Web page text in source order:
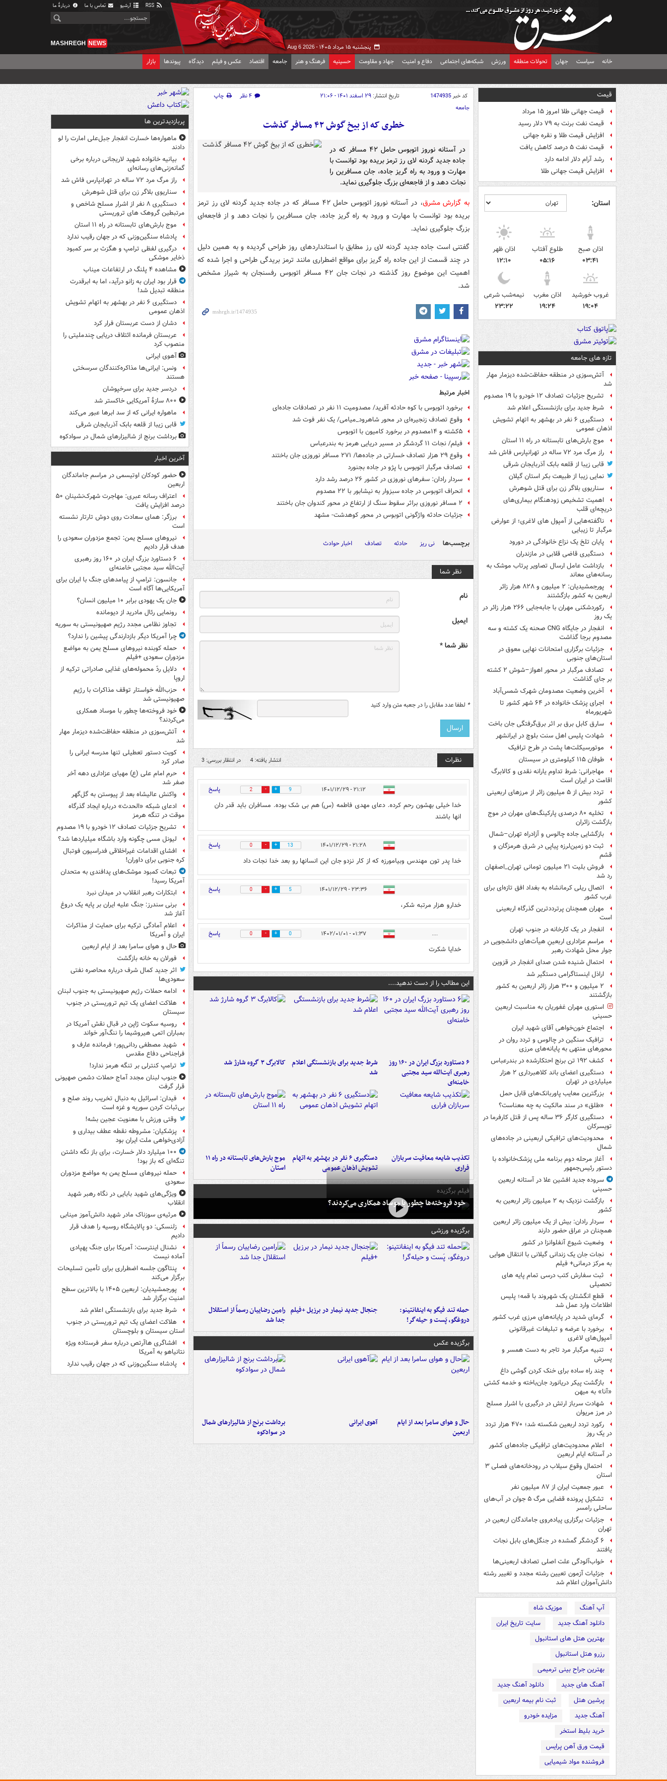
آرشیو تماس با ما دربارهٔ ما
پنجشنبه ۱۵ مرداد ۱۴۰۵ - Aug 6 2026
MASHREGH NEWS
خانه سیاست جهان تحولات منطقه ورزش شبکه‌های اجتماعی دفاع و امنیت جهاد و مقاومت حسینیه فرهنگ و هنر جامعه اقتصاد عکس و فیلم دیدگاه پیوندها بازار
قیمت
قیمت جهانی طلا امروز ۱۵ مرداد
قیمت نفت برنت به ۷۹ دلار رسید
افزایش قیمت طلا و نقره جهانی
قیمت نفت ۵ درصد کاهش یافت
رشد آرام دلار ادامه دارد
افزایش قیمت جهانی طلا
استان:
اذان صبح
۰۳:۴۱
طلوع آفتاب
۰۵:۱۶
اذان ظهر
۱۲:۱۰
غروب خورشید
۱۹:۰۴
اذان مغرب
۱۹:۲۴
نیمه‌شب شرعی
۲۳:۲۲
تازه های جامعه
آتش‌سوزی در منطقه حفاظت‌شده دیزمار مهار
شد
تشریح جزئیات تصادف ۱۲ خودرو با ۱۹ مصدوم
شرط جدید برای بازنشستگی اعلام شد
دستگیری ۶ نفر در بهشهر به اتهام تشویش
اذهان عمومی
موج بارش‌های تابستانه در راه ۱۱ استان
راز مرگ مرد ۷۲ ساله در تهرانپارس فاش شد
قابی زیبا از قلعه بابک آذربایجان شرقی
نمایی زیبا از طبیعت بکر استان گیلان
سناریوی بلاگر زن برای قتل شوهرش
اهمیت تشخیص زودهنگام بیماری‌های
دریچه‌ای قلب
ناگفته‌هایی از آمپول های لاغری؛ از عوارض
مرگبار تا زیبایی
پایان تلخ یک نزاع خانوادگی در دورود
دستگیری قاضی قلابی در مازندران
بازداشت عامل ارسال تصاویر پرتاب موشک به
رسانه‌های معاند
پورجمشیدیان: ۲ میلیون و ۸۲۸ هزار زائر
اربعین به کشور بازگشتند
رکوردشکنی مهران با جابه‌جایی ۲۶۶ هزار زائر در
یک روز
انفجار در جایگاه CNG صحنه یک کشته و سه
مصدوم برجا گذاشت
جزئیات برگزاری امتحانات نهایی معوق در
استان‌های جنوبی
تصادف مرگبار در محور اهواز–شوش ۲ کشته
بر جای گذاشت
آخرین وضعیت مصدومان شهرک شمس‌آباد
اجرای پزشک خانواده در ۶۴ شهر کشور تا
شهریورماه
سارق کابل برق بر اثر برق‌گرفتگی جان باخت
شهادت پلیس اهل سنت بلوچ در ایرانشهر
موتورسیکلت‌ها پشت درِ طرح ترافیک
طوفان ۱۱۵ کیلومتری در سیستان
مهاجرانی: شرط تداوم یارانه نقدی و کالابرگ
اقامت در ایران است
تردد بیش از ۵ میلیون زائر از مرزهای اربعینی
کشور
تخلیه ۸۰ درصدی پارکینگ‌های مهران در موج
بازگشت زائران
بازگشایی جاده چالوس و آزادراه تهران–شمال
ثبت دو زمین‌لرزه پیاپی در شرق هرمزگان و
قشم
فروش بلیت ۲۱ میلیون تومانی تهران_اصفهان
رد شد
اتصال ریلی کرمانشاه به بغداد افق تازه‌ای برای
غرب کشور
مهران همچنان پرترددترین گذرگاه اربعینی
است
انفجار در یک کارخانه در جنوب تهران
مراسم عزاداری اربعینِ هیأت‌های دانشجویی در
جوار محل شهادت رهبر
احتمال شنیده شدن صدای انفجار در قزوین
اراذل اینستاگرامی دستگیر شد
۲ میلیون و ۳۰۰ هزار زائر اربعین به کشور
بازگشتند
استوری مهران غفوریان به مناسبت اربعین
حسینی
اجتماع خون‌خواهی آقای شهید ایران
ترافیک سنگین در چالوس و تردد روان در
محورهای منتهی به پایانه‌های مرزی
کشف ۱۹۲ تن برنج احتکارشده در بندرعباس
دستگیری اعضای باند کلاهبرداری ۲ هزار
میلیاردی در تهران
بزرگترین معایب پاوربانک‌های قابل حمل
«طلق» در سند مالکیت به چه معناست؟
دستگیری کارگر ۳۶ ساله پس از قتل کارفرما در
تویسرکان
محدودیت‌های ترافیکی اربعینی در جاده‌های
شمال‌
آغاز مرحله دوم برنامه ملی پزشک‌خانواده با
دستور رئیس‌جمهور
سروده جدید افشین علا در آستانه اربعین
حسینی
بازگشت نزدیک به ۲ میلیون زائر اربعین به
کشور
سردار رادان: بیش از یک میلیون زائر اربعین
همچنان در عراق حضور دارند
وضعیت شیوع آنفلوانزا در کشور
نجات جان یک زندانی گیلانی با انتقال هوایی
به مرکز درمانی+ فیلم
ثبت سفارش کتب درسی تمام پایه های
تحصیلی
قطع انگشتان یک شهروند با قمه؛ پلیس
اطلاعات وارد عمل شد
گرمای شدید در پایانه‌های مرزی غرب کشور
برخورد با عرضه و تبلیغات غیرقانونی
آمپول‌های لاغری
تنبیه مرگبار مرد تاجر به دست همسر و
پسرش
چند راه‌ ساده برای خنک کردن گوشی داغ
بازگشت پیکر دریانورد جان‌باخته و خدمه کشتی
«آنا» به میهن
شهادت سرباز ارتش در درگیری با اشرار مسلح
در مرز مریوان
رکورد تردد اربعین شکسته شد؛ ۴۷۰ هزار تردد
در یک روز
اعلام محدودیت‌های ترافیکی جاده‌های کشور
در آستانه ایام اربعین
احتمال وقوع سیلاب در رودخانه‌های فصلی ۳
استان
عبور جمعیت ایران از ۸۷ میلیون نفر
تشکیل پرونده قضایی مرگ ۵ جوان در آب‌های
ساحلی رامسر
جزئیات برگزاری پیاده‌روی جاماندگان اربعین در
تهران
۶ گردشگر گمشده در جنگل‌های بابل نجات
یافتند
خواب‌آلودگی علت اصلی تصادف اربعینی‌ها
جزئیات آزمون تعیین رشته مجدد و تغییر رشته
دانش‌آموزان اعلام شد
آپ آهنگ
موزیک شاه
دانلود آهنگ جدید
سایت تاریخ ایران
بهترین هتل های استانبول
رزرو هتل استانبول
بهترین جراح بینی ترمیمی
آهنگ های جدید
دانلود آهنگ جدید
پرشین هتل
ثبت نام بیمه اربعین
آهنگ جدید
مزایده خودرو
خرید بلیط استخر
قیمت ورق آهن پرایس
فروشنده مواد شیمیایی
کد خبر1474935 تاریخ انتشار: ۲۹ اسفند ۱۴۰۱ - ۲۱:۰۶ ۴ نظر
چاپ
جامعه
خطری که از بیخ گوش ۴۲ مسافر گذشت
در آستانه نوروز اتوبوس حامل ۴۲ مسافر که در
جاده جدید گردنه لای رز ترمز بریده بود توانست با
مهارت و ورود به راه گریز جاده، جان مسافرین را
نجات دهد و از فاجعه‌ای بزرگ جلوگیری نماید.
به گزارش مشرق
، در آستانه نوروز اتوبوس حامل ۴۲ مسافر که در جاده جدید گردنه لای رز ترمز
بریده بود توانست با مهارت و ورود به راه گریز جاده، جان مسافرین را نجات دهد و از فاجعه‌ای
بزرگ جلوگیری نماید.
گفتنی است جاده جدید گردنه لای رز مطابق با استانداردهای روز طراحی گردیده و به همین دلیل
در چند قسمت از این جاده راه گریز برای مواقع اضطراری مانند ترمز بریدگی طراحی و اجرا شده که
اهمیت این موضوع روز گذشته در نجات جان ۴۲ مسافر اتوبوس رفسنجان به شیراز مشخص
شد.
اخبار مرتبط
برخورد اتوبوس با کوه حادثه آفرید/ مصدومیت ۱۱ نفر در تصادفات جاده‌ای
وقوع تصادف زنجیره‌ای در محور شاهرود_میامی/ یک نفر فوت شد
۵کشته و ۱۴مصدوم در برخورد کامیون با اتوبوس
فیلم/ نجات ۱۱ گردشگر در مسیر دریایی هرمز به بندرعباس
وقوع ۲۹ هزار تصادف خسارتی در جاده‌ها/ ۲۷۱ مسافر نوروزی جان باختند
تصادف مرگبار اتوبوس با پژو در جاده بجنورد
سردار رادان: سفرهای نوروزی در کشور ٢۶ درصد رشد دارد
انحراف اتوبوس در جاده سبزوار به نیشابور با ۲۲ مصدوم
۲ مسافر نوروزی براثر سقوط سنگ از ارتفاع در محور کندوان جان باختند
جزئیات حادثه واژگونی اتوبوس در محور کوهدشت- مشهد
برچسب‌ها نی ریز حادثه تصادف اخبار حوادث
نظر شما
نام
ایمیل
نظر شما *
* لطفا عدد مقابل را در جعبه متن وارد کنید
نظرات انتشار یافته: 4 در انتظار بررسی: 3
۲۱:۱۲ - ۱۴۰۱/۱۲/۲۹ 9
2 پاسخ
خدا خیلی بهشون رحم کرده. دعای مهدی فاطمه (س) هم بی شک بوده. مسافران باید قدر دان
انها باشند
۲۱:۲۸ - ۱۴۰۱/۱۲/۲۹ 13
0 پاسخ
خدا پدر تون مهندس وبیامورزه که از کار نزدو جان این انسانها رو بعد خدا نجات داد
۲۳:۳۶ - ۱۴۰۱/۱۲/۲۹ 5
0 پاسخ
خدارو هزار مرتبه شکر،
.... ۰۱:۳۷ - ۱۴۰۲/۰۱/۰۱ 0
0 پاسخ
خدایا شکرت
این مطالب را از دست ندهید....
۶ دستاورد بزرگ ایران در ۱۶۰ روز
رهبری آیت‌الله سید مجتبی
خامنه‌ای
شرط جدید برای بازنشستگی اعلام
شد
کالابرگ ۳ گروه شارژ شد
تکذیب شایعه معافیت سربازان
فراری
دستگیری ۶ نفر در بهشهر به اتهام
تشویش اذهان عمومی
موج بارش‌های تابستانه در راه ۱۱
استان
فیلم برگزیده
خود فروخته‌ها چطور با موساد همکاری می‌کردند؟
برگزیده ورزشی
حمله تند فیگو به اینفانتینو:
دروغگو، پَست‌ و حیله‌گر!
جنجال جدید نیمار در برزیل +فیلم رامین رضاییان رسماً از استقلال
جدا شد
برگزیده عکس
حال و هوای سامرا بعد از ایام
اربعین
آهوی ایرانی
برداشت برنج از شالیزارهای شمال
در سوادکوه
پربازدیدترین ها
ماهواره‌ها خسارت انفجار جبل‌علی امارت را لو
دادند
بیانیه خانواده شهید لاریجانی درباره برخی
گمانه‌زنی‌های رسانه‌ای
راز مرگ مرد ۷۲ ساله در تهرانپارس فاش شد
سناریوی بلاگر زن برای قتل شوهرش
دستگیری ۸ نفر از اشرار مسلح شاخص و
مرتبطین گروهک های تروریستی
موج بارش‌های تابستانه در راه ۱۱ استان
پادشاه سنگین‌وزنی که در جهان رقیب ندارد
درگیری لفظی ترامپ و هگزث بر سر کمبود
ذخایر موشکی
مشاهده ۴ پلنگ در ارتفاعات میناب
قرار بود ایران به زانو درآید، اما به ابرقدرت
منطقه تبدیل شد!
دستگیری ۶ نفر در بهشهر به اتهام تشویش
اذهان عمومی
دشان از دست عربستان فرار کرد
عربستان فرمانده ائتلاف دریایی چندملیتی را
منصوب کرد
آهوی ایرانی
ونس: ایرانی‌ها مذاکره‌کنندگان سرسختی
هستند
دردسر جدید برای سرخپوشان
۸۰۰ سازۀ آمریکایی خاکستر شد
ماهواره ایرانی که از سد ابرها عبور می‌کند
قابی زیبا از قلعه بابک آذربایجان شرقی
برداشت برنج از شالیزارهای شمال در سوادکوه
آخرین اخبار
حضور کودکان اوتیسمی در مراسم جاماندگان
اربعین
اعتراف رسانه عبری: مهاجرت شهرک‌نشینان ۵۰
درصد افزایش یافت
برزگر: همای سعادت روی دوش تارتار نشسته
است
نیروهای مسلح یمن: تجمع مزدوران سعودی را
هدف قرار دادیم
۶ دستاورد بزرگ ایران در ۱۶۰ روز رهبری
آیت‌الله سید مجتبی خامنه‌ای
جانسون: ترامپ از پیامدهای جنگ با ایران برای
آمریکایی‌ها آگاه است
جان یک یهودی برابر ۱۰ میلیون انسان؟
رونمایی رئال مادرید از دیومانده
تجاوز نظامی مجدد رژیم صهیونیستی به سوریه
چرا آمریکا دیگر بازدارندگی پیشین را ندارد؟
حمله کوبنده نیروهای مسلح یمن به مواضع
مزدوران سعودی +فیلم
دلایل ردّ محموله‌های غذایی صادراتی ترکیه از
اروپا
حزب‌الله خواستار توقف مذاکرات با رژیم
صهیونیستی شد
خود فروخته‌ها چطور با موساد همکاری
می‌کردند؟
آتش‌سوزی در منطقه حفاظت‌شده دیزمار مهار
شد
کویت دستور تعطیلی تنها مدرسه ایرانی را
صادر کرد
حرم امام علی (ع) مهیای عزاداری دهه آخر
صفر شد
واکنش عالیشاه بعد از پیوستن به گل‌گهر
ادعای شبکه «الحدث» درباره ایجاد گذرگاه
موقت در تنگه هرمز
تشریح جزئیات تصادف ۱۲ خودرو با ۱۹ مصدوم
لیونل مسی چگونه وارد باشگاه میلیاردها شد؟
افشای اقدامات غیراخلاقی فدراسیون فوتبال
کره جنوبی برای داوران!
تبعات کمبود موشک‌های پدافندی به متحدان
آمریکا رسید!
ابتکارات رهبر انقلاب در میدان نبرد
برنی سندرز: جنگ علیه ایران بر پایه یک دروغ
آغاز شد
اعلام آمادگی ترکیه برای حمایت از مذاکرات
ایران و آمریکا
حال و هوای سامرا بعد از ایام اربعین
فورلان به خانه بازگشت
اثر جدید کمال شرف درباره محاصره نفتی
سعودی‌ها
ادامه حملات رژیم صهیونیستی به جنوب لبنان
هلاکت اعضای یک تیم تروریستی در جنوب
سیستان
روسیه سکوت ژاپن در قبال نقش آمریکا در
بمباران اتمی هیروشیما را ننگ‌آور خواند
شهید مصطفی ردانی‌پور؛ فرمانده عارف و
فراجناحی دفاع مقدس
ترامپ کنترلی بر تنگه هرمز ندارد!
جنوب لبنان مجدد آماج حملات دشمن صهیونی
قرار گرفت
فیدان: اسرائیل به دنبال تخریب روند صلح و
بی‌ثبات کردن سوریه و غزه است
وقتی ورزش با معنویت عجین بشه!
پزشکیان: مشروطه نقطه عطف بیداری و
آزادی‌خواهی ملت ایران بود
۱۰۰ میلیارد دلار خسارت، برای باز نگه داشتن
تنگه‌ای که باز بود!
حمله نیروهای مسلح یمن به مواضع مزدوران
سعودی
ویژگی‌های شهید بابایی در نگاه رهبر شهید
انقلاب
مرثیه‌ی سوزناک مادر شهید دانش‌آموز مینابی
زلنسکی: دو پالایشگاه روسیه را هدف قرار
دادیم
نشنال اینترست: آمریکا برای جنگ پهپادی
آماده نیست
پنتاگون جلسه اضطراری برای تأمین تسلیحات
برگزار می‌کند
پورجمشیدیان: اربعین ۱۴۰۵ با بالاترین سطح
امنیت برگزار شد
شرط جدید برای بازنشستگی اعلام شد
هلاکت اعضای یک تیم تروریستی در جنوب
استان سیستان و بلوچستان
افشاگری هاآرتص درباره سفر فرستاده ویژه
نتانیاهو به آمریکا
پادشاه سنگین‌وزنی که در جهان رقیب ندارد